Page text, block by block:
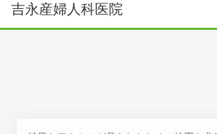
吉永産婦人科医院